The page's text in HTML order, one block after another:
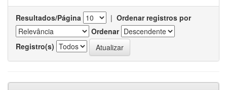
Resultados/Página | Ordenar registros por
Ordenar
Registro(s)